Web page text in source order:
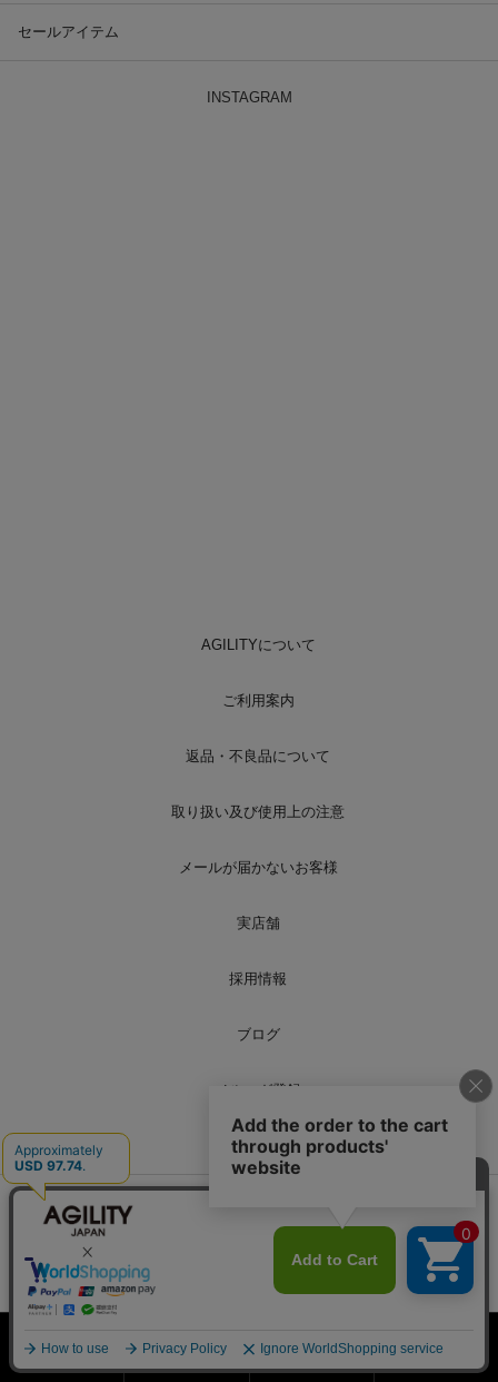
セールアイテム
INSTAGRAM
AGILITYについて
ご利用案内
返品・不良品について
取り扱い及び使用上の注意
メールが届かないお客様
実店舗
採用情報
ブログ
メルマガ登録
お問い合わせ
会社概要